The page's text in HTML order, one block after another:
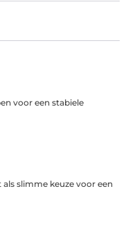
voor een stabiele
als slimme keuze voor een